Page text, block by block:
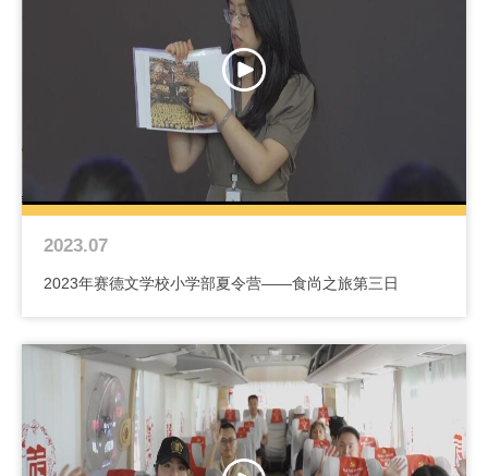
2023.07
2023年赛德文学校小学部夏令营——食尚之旅第三日